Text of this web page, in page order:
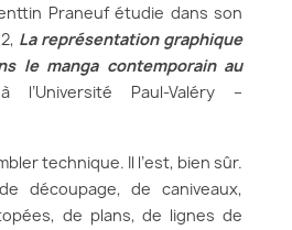
Praneuf étudie dans son
La représentation graphique
le manga contemporain au
Paul-Valéry –
technique. Il l’est, bien sûr.
découpage, de caniveaux,
de plans, de lignes de